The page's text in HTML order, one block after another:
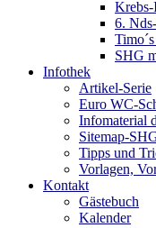
6.
SHG
Infothek
Artikel-Serie
Euro WC-
Infomaterial
Sitemap-
Tipps und
Vorlagen,
Kontakt
Gästebuch
Kalender